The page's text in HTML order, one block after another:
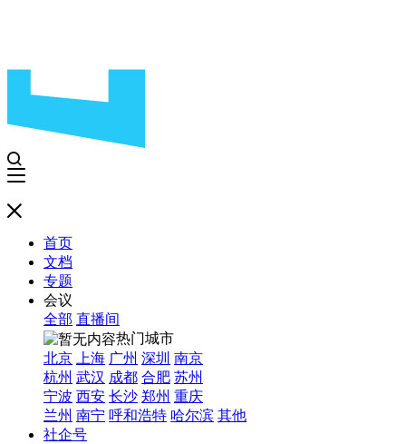
首页
文档
专题
会议
全部 直播间
热门城市
北京
上海 广州 深圳 南京
杭州 武汉 成都 合肥 苏州
宁波 西安 长沙 郑州 重庆
兰州 南宁 呼和浩特 哈尔滨 其他
社企号